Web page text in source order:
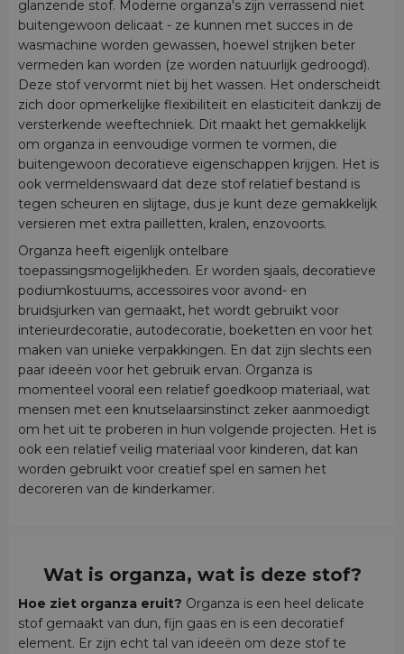
glanzende stof. Moderne organza's zijn verrassend niet
buitengewoon delicaat - ze kunnen met succes in de
wasmachine worden gewassen, hoewel strijken beter
vermeden kan worden (ze worden natuurlijk gedroogd).
Deze stof vervormt niet bij het wassen. Het onderscheidt
zich door opmerkelijke flexibiliteit en elasticiteit dankzij de
versterkende weeftechniek. Dit maakt het gemakkelijk
om organza in eenvoudige vormen te vormen, die
buitengewoon decoratieve eigenschappen krijgen. Het is
ook vermeldenswaard dat deze stof relatief bestand is
tegen scheuren en slijtage, dus je kunt deze gemakkelijk
versieren met extra pailletten, kralen, enzovoorts.
Organza heeft eigenlijk ontelbare
toepassingsmogelijkheden. Er worden sjaals, decoratieve
podiumkostuums, accessoires voor avond- en
bruidsjurken van gemaakt, het wordt gebruikt voor
interieurdecoratie, autodecoratie, boeketten en voor het
maken van unieke verpakkingen. En dat zijn slechts een
paar ideeën voor het gebruik ervan. Organza is
momenteel vooral een relatief goedkoop materiaal, wat
mensen met een knutselaarsinstinct zeker aanmoedigt
om het uit te proberen in hun volgende projecten. Het is
ook een relatief veilig materiaal voor kinderen, dat kan
worden gebruikt voor creatief spel en samen het
decoreren van de kinderkamer.
Wat is organza, wat is deze stof?
Hoe ziet organza eruit? Organza is een heel delicate
stof gemaakt van dun, fijn gaas en is een decoratief
element. Er zijn echt tal van ideeën om deze stof te